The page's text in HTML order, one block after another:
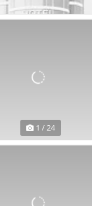
1 / 24